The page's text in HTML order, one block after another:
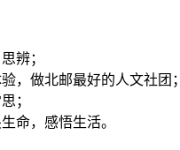
辨；
，做北邮最好的人文社团；
；
命，感悟生活。